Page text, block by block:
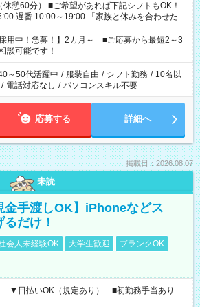
あれば下記シフトもOK！
～19:00 「家族と休みを合わせた
って夕飯の準備がしたい」 「できれば残業はし
ご希望を教えてくださいね。 ※Wワーク希望
お仕事で希望する勤務時間と、もう1つのお仕事
計で週40時間を超える場合は応募できません。
採用中！急募！】2カ月～ ■ご応募から最短2～3
談可能です！
～50代活躍中 / 服装自由 / シフト勤務 / 10名以
/ 電話対応なし / パソコンスキル不要
応募する 詳細へ
掲載日：2026.08.07
未読
金手渡しOK】iPhoneなどス
だけ！
会人未経験OK 大学生歓迎
ブランクOK
▼日払いOK（規定あり） ■初勤務手当あり